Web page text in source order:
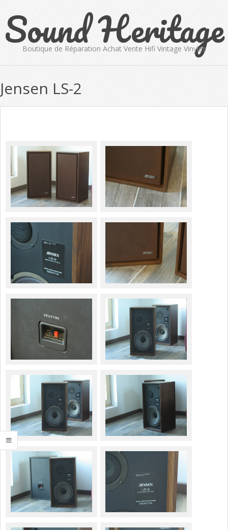
content
Sound Heritage
Boutique de Réparation Achat Vente Hifi Vintage Vinyles
Navigation
Menu
Jensen LS-2